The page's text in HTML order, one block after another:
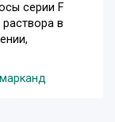
серии F
в